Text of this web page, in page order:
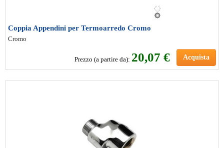
Coppia Appendini per Termoarredo Cromo
Cromo
Prezzo (a partire da): 20,07 € Acquista